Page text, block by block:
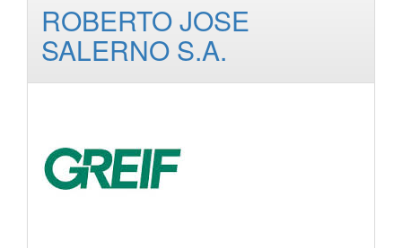
ROBERTO JOSE
SALERNO S.A.